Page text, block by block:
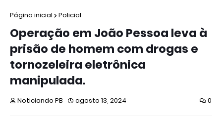
Página inicial Policial
Operação em João Pessoa leva à
prisão de homem com drogas e
tornozeleira eletrônica
manipulada.
Noticiando PB agosto 13, 2024 0